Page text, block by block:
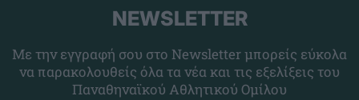
NEWSLETTER
Με την εγγραφή σου στο Newsletter μπορείς εύκολα
να παρακολουθείς όλα τα νέα και τις εξελίξεις του
Παναθηναϊκού Αθλητικού Ομίλου